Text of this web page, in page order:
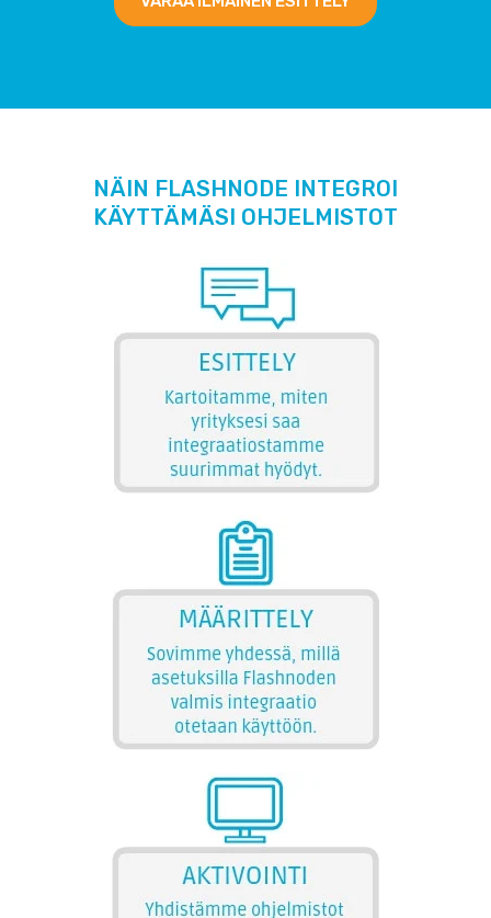
NÄIN FLASHNODE INTEGROI
KÄYTTÄMÄSI OHJELMISTOT